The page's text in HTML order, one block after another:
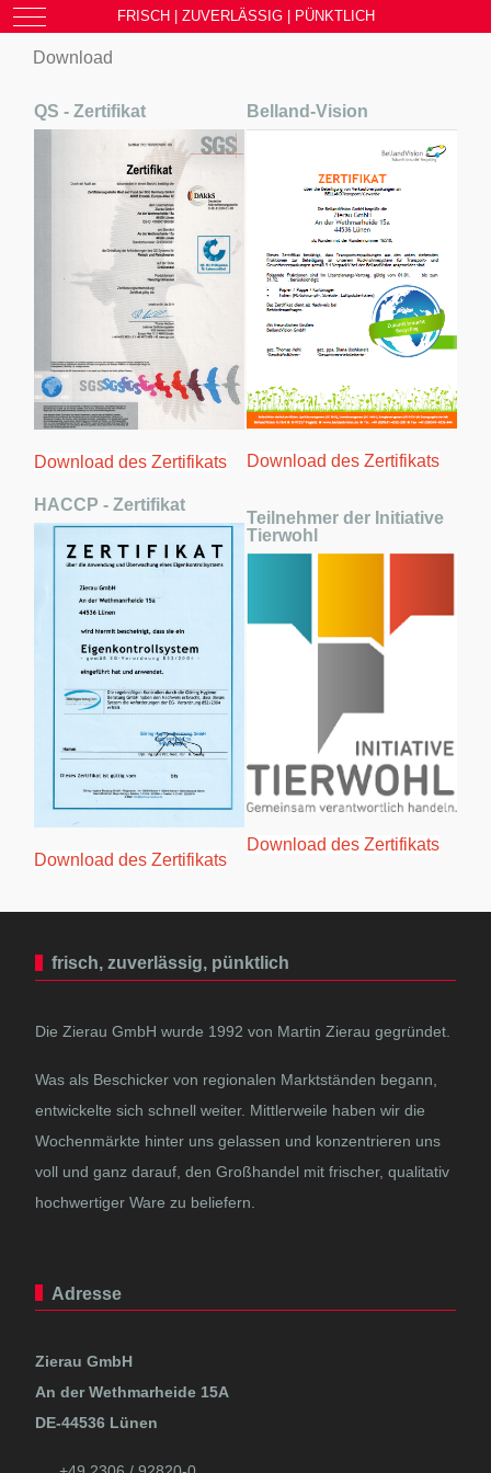
Mobile Menu ToggleFRISCH | ZUVERLÄSSIG | PÜNKTLICH
Download
QS - Zertifikat
Download des Zertifikats
Belland-Vision
Download des Zertifikats
HACCP - Zertifikat
Download des Zertifikats
Teilnehmer der Initiative
Tierwohl
Download des Zertifikats
frisch, zuverlässig, pünktlich
Die Zierau GmbH wurde 1992 von Martin Zierau gegründet.
Was als Beschicker von regionalen Marktständen begann,
entwickelte sich schnell weiter. Mittlerweile haben wir die
Wochenmärkte hinter uns gelassen und konzentrieren uns
voll und ganz darauf, den Großhandel mit frischer, qualitativ
hochwertiger Ware zu beliefern.
Adresse
Zierau GmbH
An der Wethmarheide 15A
DE-44536 Lünen